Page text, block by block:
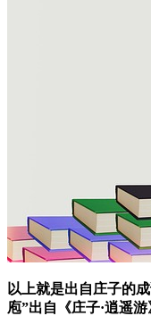
以上就是出自庄子的
庖”出自《庄子·逍遥